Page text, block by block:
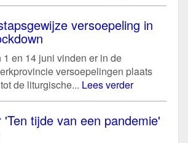
versoepeling in
1 en 14 juni vinden er in de
versoepelingen plaats
de liturgische... Lees verder
tijde van een pandemie'